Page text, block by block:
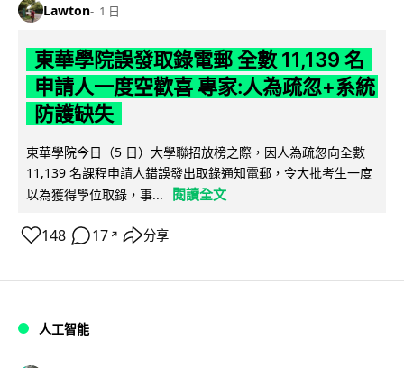
Lawton 1 日
東華學院誤發取錄電郵 全數 11,139 名
申請人一度空歡喜 專家:人為疏忽+系統
防護缺失
東華學院今日（5 日）大學聯招放榜之際，因人為疏忽向全數
11,139 名課程申請人錯誤發出取錄通知電郵，令大批考生一度
以為獲得學位取錄，事...
閱讀全文
148 17 ↗ 分享
人工智能